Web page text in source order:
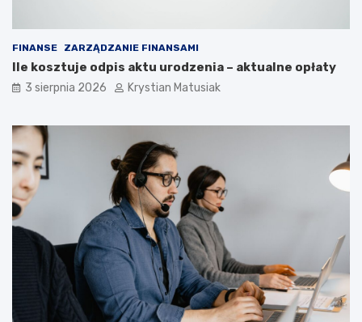
FINANSE ZARZĄDZANIE FINANSAMI
Ile kosztuje odpis aktu urodzenia – aktualne opłaty
3 sierpnia 2026 Krystian Matusiak